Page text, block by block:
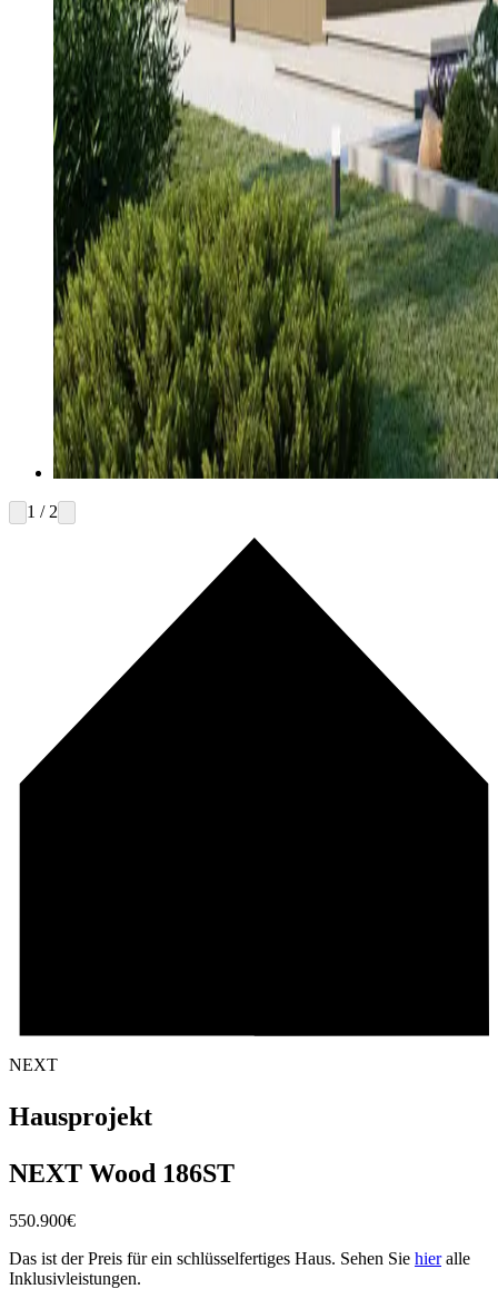
1 / 2
NEXT
Hausprojekt
NEXT Wood 186ST
550.900€
Das ist der Preis für ein schlüsselfertiges Haus. Sehen Sie hieralle
Inklusivleistungen.